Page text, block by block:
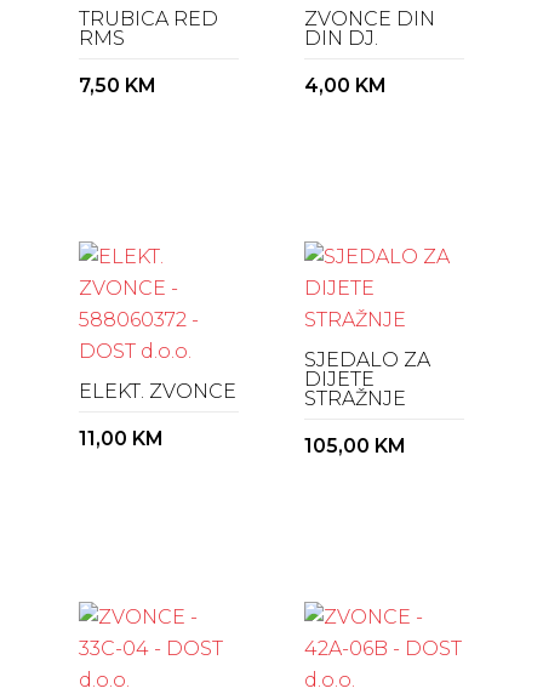
TRUBICA RED
RMS
7,50 KM
ZVONCE DIN
DIN DJ.
4,00 KM
ELEKT. ZVONCE
11,00 KM
SJEDALO ZA
DIJETE
STRAŽNJE
105,00 KM